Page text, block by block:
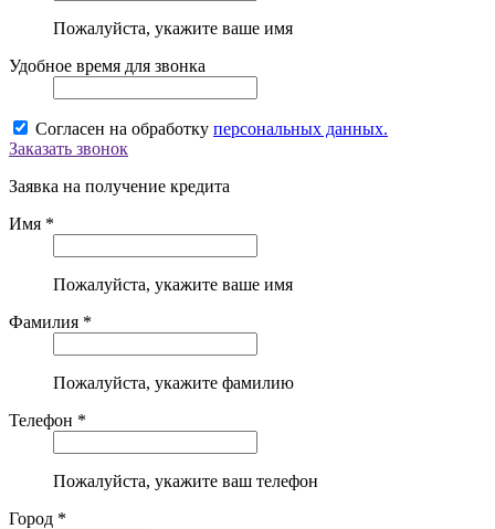
Пожалуйста, укажите ваше имя
Удобное время для звонка
Согласен на обработку персональных данных.
Заказать звонок
Заявка на получение кредита
Имя *
Пожалуйста, укажите ваше имя
Фамилия *
Пожалуйста, укажите фамилию
Телефон *
Пожалуйста, укажите ваш телефон
Город *